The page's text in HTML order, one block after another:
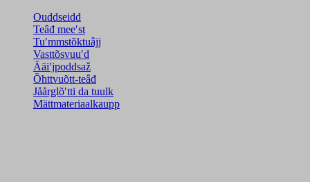
Ouddseidd
Teâđ meeʹst
Tuʹmmstõktuâjj
Vasttõsvuuʹd
Ääiʹjpoddsaž
Õhttvuõtt-teâđ
Jåårǥlõʹtti da tuulk
Mättmateriaalkaupp